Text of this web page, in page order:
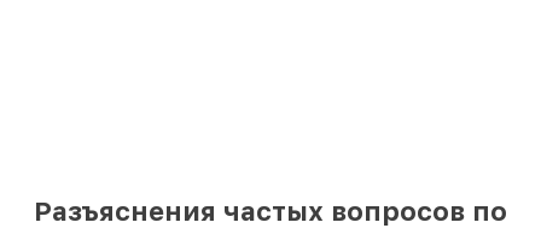
Разъяснения частых вопросов по